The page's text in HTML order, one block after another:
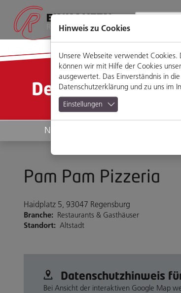
Seiteninhalt
Hauptmenü
Footermenü
Website-
Suche
Detailansicht
News
Pam Pam Pizzeria
Haidplatz 5, 93047 Regensburg
Branche: Restaurants & Gasthäuser
Standort: Altstadt
Datenschutz­hinweis
Bei Ansicht der interaktiven Google Map
Hinweis zu Cookies
Unsere Webseite verwendet
können wir mit Hilfe der Cookies
ausgewertet. Das Einverständnis in
Datenschutzerklärung und zu uns im
Einstellungen